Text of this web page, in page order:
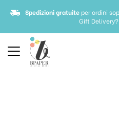
Spedizioni gratuiteper ordini
Gift Delivery?